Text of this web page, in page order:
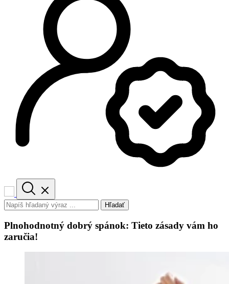
Hľadať
Plnohodnotný dobrý spánok: Tieto zásady vám ho
zaručia!